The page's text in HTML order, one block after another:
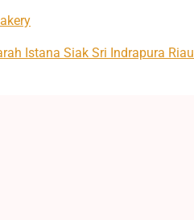
Istana Siak Sri Indrapura Riau